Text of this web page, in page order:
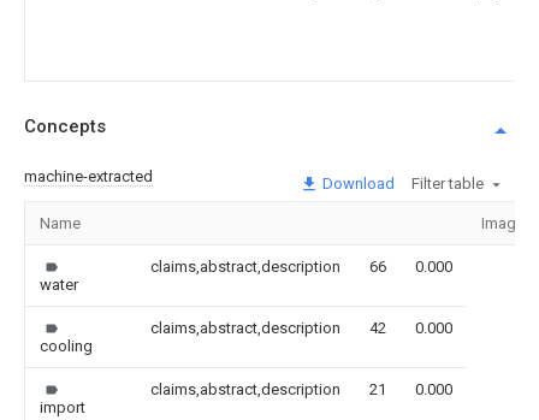
Concepts
machine-extracted Download Filter table
Name Image
water
claims,abstract,description 66 0.000
cooling
claims,abstract,description 42 0.000
import
claims,abstract,description 21 0.000